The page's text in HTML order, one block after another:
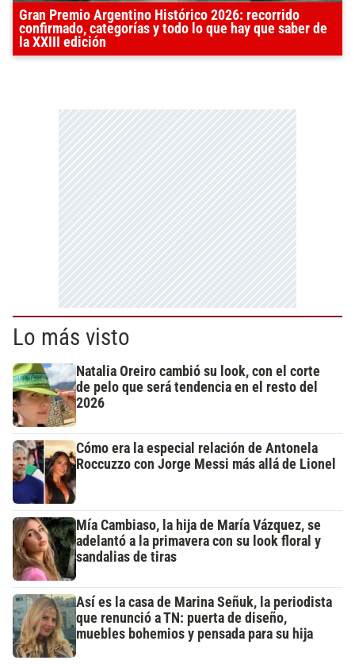
Gran Premio Argentino Histórico 2026: recorrido
confirmado, categorías y todo lo que hay que saber de
la XXIII edición
Lo más visto
Natalia Oreiro cambió su look, con el corte
de pelo que será tendencia en el resto del
2026
Cómo era la especial relación de Antonela
Roccuzzo con Jorge Messi más allá de Lionel
Mía Cambiaso, la hija de María Vázquez, se
adelantó a la primavera con su look floral y
sandalias de tiras
Así es la casa de Marina Señuk, la periodista
que renunció a TN: puerta de diseño,
muebles bohemios y pensada para su hija